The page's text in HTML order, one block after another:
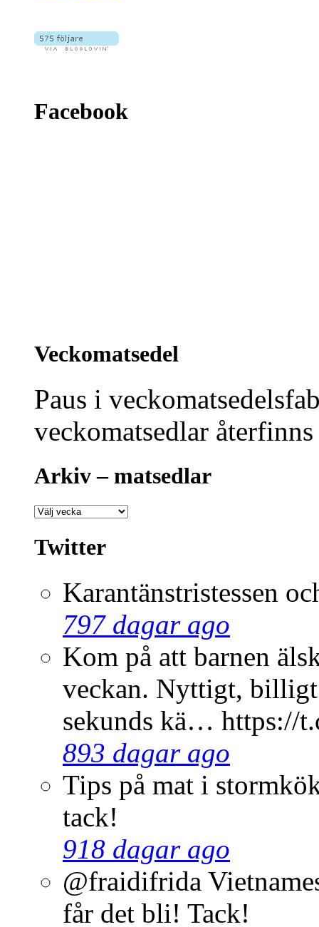
Facebook
Veckomatsedel
Paus i
veckomatsedlar
Arkiv – matsedlar
Twitter
Karantänstristessen
797 dagar ago
Kom på att barnen
veckan. Nyttigt,
sekunds kä… https://
893 dagar ago
Tips på mat i
tack!
918 dagar ago
@fraidifrida
får det bli! Tack!